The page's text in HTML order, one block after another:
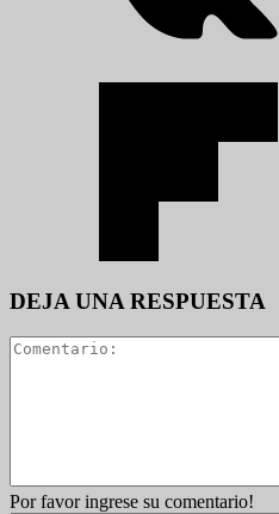
DEJA UNA RESPUESTA
Por favor ingrese su comentario!